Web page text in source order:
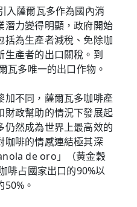
入薩爾瓦多作為國內消
潛力變得明顯，政府開始
括為生產者減稅、免除咖
生產者的出口關稅。到
瓦多唯一的出口作物。
加不同，薩爾瓦多咖啡產
財政幫助的情況下發展起
仍然成為世界上最高效的
咖啡的情感連結極其深
de oro」（黃金穀
啡占國家出口的90%以
。